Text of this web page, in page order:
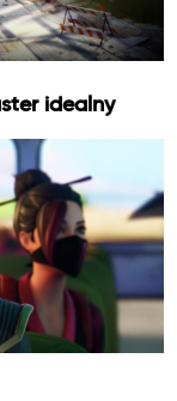
idealny